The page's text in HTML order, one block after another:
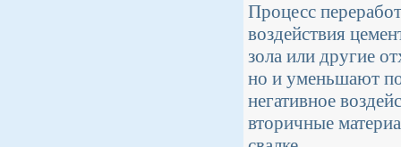
Процесс
воздействия
зола или другие
но и уменьшают
негативное
вторичные